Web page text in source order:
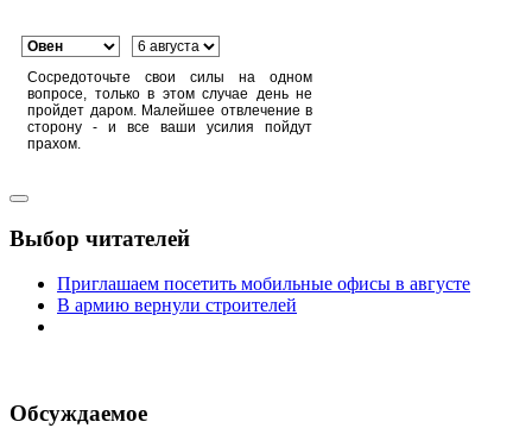
Сосредоточьте свои силы на одном
вопросе, только в этом случае день не
пройдет даром. Малейшее отвлечение в
сторону - и все ваши усилия пойдут
прахом.
Выбор читателей
Приглашаем посетить мобильные офисы в августе
В армию вернули строителей
Обсуждаемое